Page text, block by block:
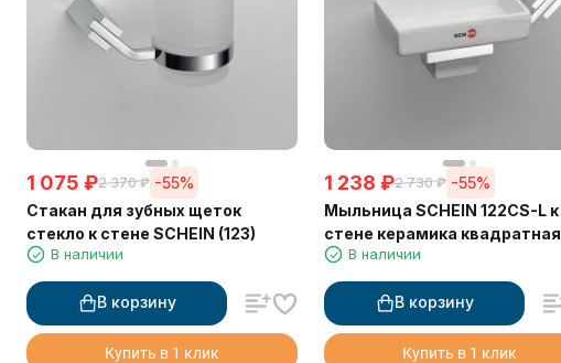
1 075 ₽2 370 ₽ -55%
Стакан для зубных щеток
стекло к стене SCHEIN (123)
В наличии
В корзину
Купить в 1 клик
1 238 ₽2 730 ₽ -55%
Мыльница SCHEIN 122CS-L к
стене керамика квадратная
В наличии
В корзину
Купить в 1 клик